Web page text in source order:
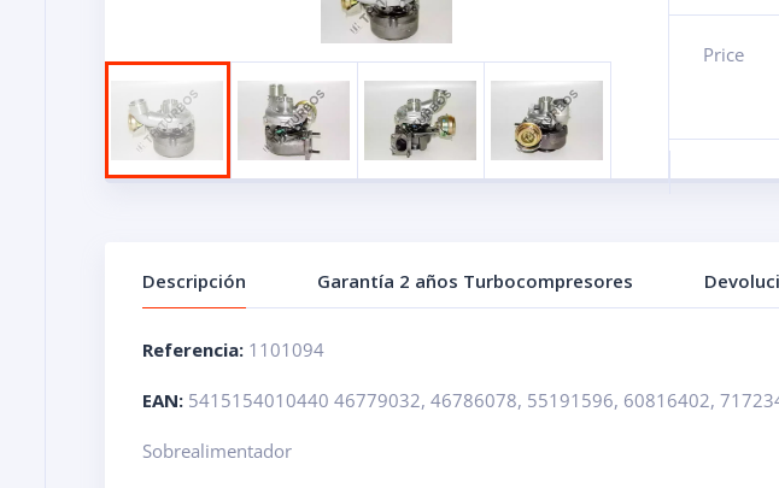
Price
Descripción Garantía 2 años Turbocompresores
Referencia: 1101094
EAN: 5415154010440 46779032, 46786078, 55191596, 60816402,
Sobrealimentador